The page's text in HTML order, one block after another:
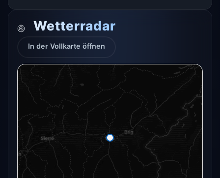
Wetterradar
In der Vollkarte öffnen
Das Radar für diesen Ort konnte gerade nicht
geladen werden.
In der Vollkarte öffnen
Erneut versuchen
In der Vollkarte öffnen →